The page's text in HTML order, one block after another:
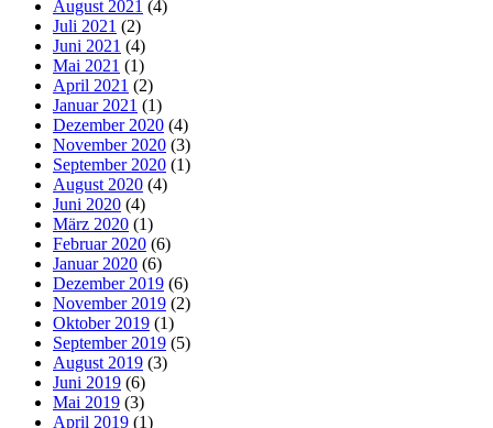
August 2021 (4)
Juli 2021 (2)
Juni 2021 (4)
Mai 2021 (1)
April 2021 (2)
Januar 2021 (1)
Dezember 2020 (4)
November 2020 (3)
September 2020 (1)
August 2020 (4)
Juni 2020 (4)
März 2020 (1)
Februar 2020 (6)
Januar 2020 (6)
Dezember 2019 (6)
November 2019 (2)
Oktober 2019 (1)
September 2019 (5)
August 2019 (3)
Juni 2019 (6)
Mai 2019 (3)
April 2019 (1)